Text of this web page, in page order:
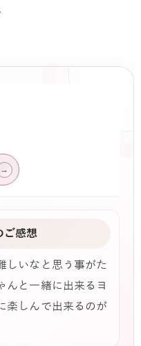
→
ご感想
しいなと思う事がた
んと一緒に出来るヨ
楽しんで出来るのが